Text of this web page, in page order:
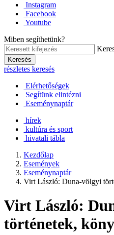
Instagram
Facebook
Youtube
Miben segíthetünk?
Keresés
részletes keresés
Elérhetőségek
Segítünk elintézni
Eseménynaptár
hírek
kultúra és sport
hivatali tábla
Kezdőlap
Események
Eseménynaptár
Virt László: Duna-völgyi
Virt László:
történetek,